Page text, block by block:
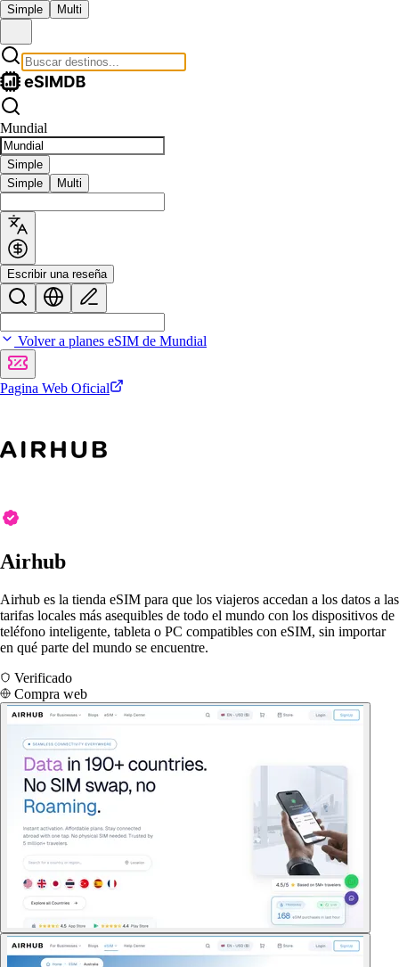
Simple Multi
Mundial
Simple
Simple
Multi
Escribir una reseña
Volver a planes eSIM de Mundial
Pagina Web Oficial
Airhub
Airhub es la tienda eSIM para que los viajeros accedan a los datos a las
tarifas locales más asequibles de todo el mundo con los dispositivos de
teléfono inteligente, tableta o PC compatibles con eSIM, sin importar
en qué parte del mundo se encuentre.
Verificado
Compra web